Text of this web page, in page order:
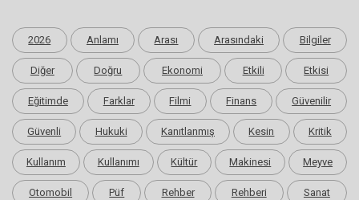
2026 Anlamı Arası Arasındaki Bilgiler
Diğer Doğru Ekonomi Etkili Etkisi
Eğitimde Farklar Filmi Finans Güvenilir
Güvenli Hukuki Kanıtlanmış Kesin Kritik
Kullanım Kullanımı Kültür Makinesi Meyve
Otomobil Püf Rehber Rehberi Sanat